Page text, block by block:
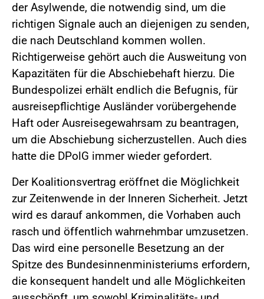
der Asylwende, die notwendig sind, um die
richtigen Signale auch an diejenigen zu senden,
die nach Deutschland kommen wollen.
Richtigerweise gehört auch die Ausweitung von
Kapazitäten für die Abschiebehaft hierzu. Die
Bundespolizei erhält endlich die Befugnis, für
ausreisepflichtige Ausländer vorübergehende
Haft oder Ausreisegewahrsam zu beantragen,
um die Abschiebung sicherzustellen. Auch dies
hatte die DPolG immer wieder gefordert.
Der Koalitionsvertrag eröffnet die Möglichkeit
zur Zeitenwende in der Inneren Sicherheit. Jetzt
wird es darauf ankommen, die Vorhaben auch
rasch und öffentlich wahrnehmbar umzusetzen.
Das wird eine personelle Besetzung an der
Spitze des Bundesinnenministeriums erfordern,
die konsequent handelt und alle Möglichkeiten